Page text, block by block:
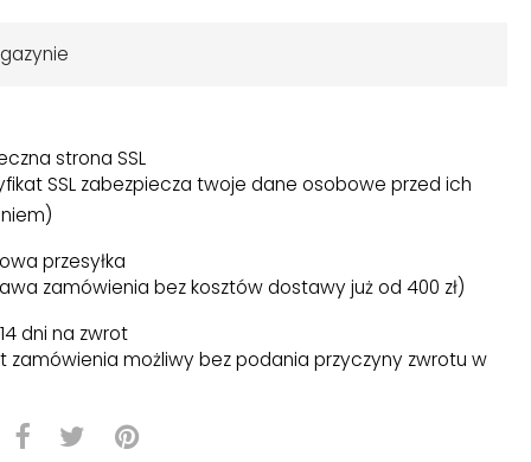
strona SSL
SSL zabezpiecza twoje dane osobowe przed ich
przesyłka
zamówienia bez kosztów dostawy już od 400 zł)
dni na zwrot
zamówienia możliwy bez podania przyczyny zwrotu w